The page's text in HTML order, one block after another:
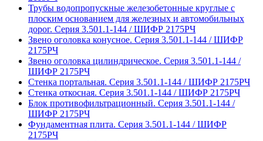
Трубы водопропускные железобетонные круглые с
плоским основанием для железных и автомобильных
дорог. Серия 3.501.1-144 / ШИФР 2175РЧ
Звено оголовка конусное. Серия 3.501.1-144 / ШИФР
2175РЧ
Звено оголовка цилиндрическое. Серия 3.501.1-144 /
ШИФР 2175РЧ
Стенка портальная. Серия 3.501.1-144 / ШИФР 2175РЧ
Стенка откосная. Серия 3.501.1-144 / ШИФР 2175РЧ
Блок противофильтрационный. Серия 3.501.1-144 /
ШИФР 2175РЧ
Фундаментная плита. Серия 3.501.1-144 / ШИФР
2175РЧ